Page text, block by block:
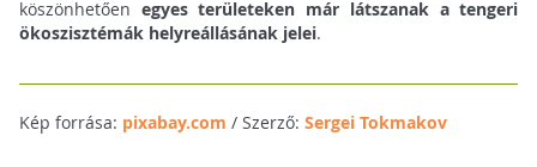
köszönhetően egyes területeken már látszanak a tengeri
ökoszisztémák helyreállásának jelei.
Kép forrása: pixabay.com / Szerző: Sergei Tokmakov